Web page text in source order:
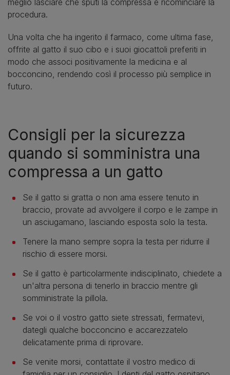
procedura.
Una volta che ha ingerito il farmaco, come ultima fase,
offrite al gatto il suo cibo e i suoi giocattoli preferiti in
modo che associ positivamente la medicina e al
bocconcino, rendendo così il processo più semplice in
futuro.
Consigli per la sicurezza
quando si somministra una
compressa a un gatto
Se il gatto si gratta o non ama essere tenuto in
braccio, provate ad avvolgere il corpo e le zampe in
un asciugamano, lasciando esposta solo la testa.
Tenere la mano sempre sopra la testa per ridurre il
rischio di essere morsi.
Se il gatto è particolarmente indisciplinato, chiedete a
un'altra persona di tenerlo in braccio mentre gli
somministrate la pillola.
Se voi o il vostro gatto siete stressati, fermatevi,
dategli qualche bocconcino e accarezzatelo
delicatamente prima di riprovare.
Se venite morsi, contattate il vostro medico di